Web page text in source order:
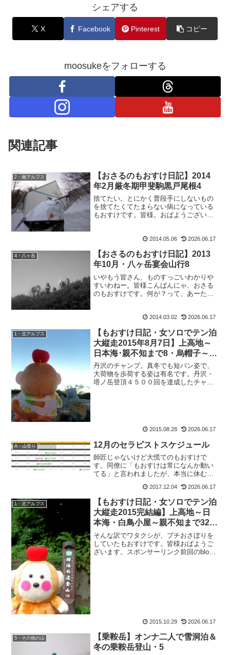
シェアする
X Facebook Pinterest コピー
moosukeをフォローする
関連記事
2・南アルプス
【おさるのもおすけ日記】2014
年2月厳冬期甲斐駒黒戸尾根4
捨てたい。とにかく普段手にしないもの
を捨てたくてたまらない病になっている
もおすけです。皆様。おぱようございま
モノの持つエネルギーが停滞するから運
気も停滞してしまう。など...
2014.05.06 2026.06.17
4・八ヶ岳
【おさるのもおすけ日記】2013
年10月・八ヶ岳宴会山行8
いやもう皆さん、ものすっごいわかりや
すいわねー。皆様こんばんにゃ、おさる
のもおすけです。何が？って、あーた。
クインすることもなかったのに、宴会山
2014.03.02 2026.06.17
1・北アルプス
【もおすけ日記・女ソロでテン泊
大縦走2015年8月7日】上高地～
日本海･親不知まで8・烏帽子～船
窪＆身を守るホイッスル
丹沢のチャンプ。真冬でも短パン姿で、
大荷物を歩荷する姿は有名です。丹沢・
塔ノ岳登頂４５００回を達成したチャン
2015.08.28 2026.06.17
A・山登り 12月のセラピストスケジュール
師匠じゃないけど大慌てのもおすけで
す。同僚に「もおすけは常になんか動い
てる」と言われましたが、本当に休む暇
ゃってるから、当然なのですが。そんな
わけで師匠も走る師走の、セラピストス
ケジュールです。201...
2017.12.04 2026.06.17
1・北アルプス
【もおすけ日記・女ソロでテン泊
大縦走2015完結編】上高地～日
本海・白鳥小屋～親不知まで32番
外編＆断捨離しました！
そんな訳でワタクシが、プチおさぼりを
していたもおすけです。皆様おぱようご
ざいます。スポンサーリンク前回のblog
2015.10.29 2026.06.17
5・その他の山
【乗鞍岳】オンナ二人で雪洞泊＆
冬の乗鞍岳登山・5